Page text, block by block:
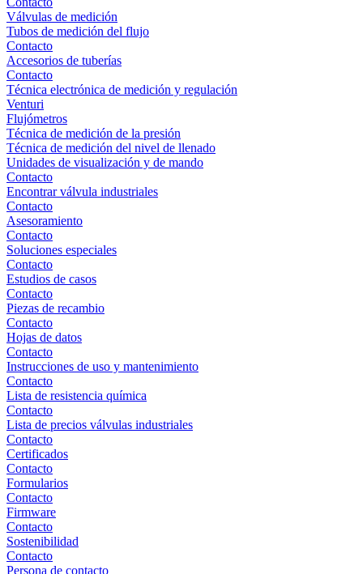
Válvulas de medición
Tubos de medición del flujo
Contacto
Accesorios de tuberías
Contacto
Técnica electrónica de medición y regulación
Venturi
Flujómetros
Técnica de medición de la presión
Técnica de medición del nivel de llenado
Unidades de visualización y de mando
Contacto
Encontrar válvula industriales
Contacto
Asesoramiento
Contacto
Soluciones especiales
Contacto
Estudios de casos
Contacto
Piezas de recambio
Contacto
Hojas de datos
Contacto
Instrucciones de uso y mantenimiento
Contacto
Lista de resistencia química
Contacto
Lista de precios válvulas industriales
Contacto
Certificados
Contacto
Formularios
Contacto
Firmware
Contacto
Sostenibilidad
Contacto
Persona de contacto